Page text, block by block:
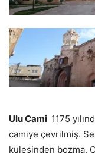
Ulu Cami 1175
camiye çevrilmiş.
kulesinden bozma.